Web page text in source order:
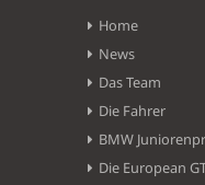
Home
News
Das Team
Die Fahrer
BMW
Die European